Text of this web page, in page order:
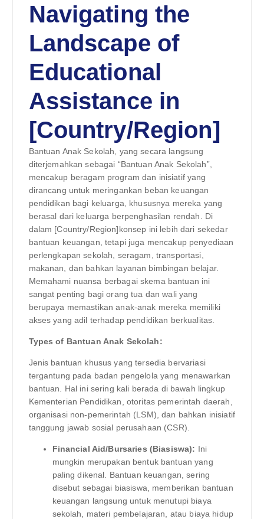
Navigating the
Landscape of
Educational
Assistance in
[Country/Region]
Bantuan Anak Sekolah, yang secara langsung
diterjemahkan sebagai “Bantuan Anak Sekolah”,
mencakup beragam program dan inisiatif yang
dirancang untuk meringankan beban keuangan
pendidikan bagi keluarga, khususnya mereka yang
berasal dari keluarga berpenghasilan rendah. Di
dalam [Country/Region]konsep ini lebih dari sekedar
bantuan keuangan, tetapi juga mencakup penyediaan
perlengkapan sekolah, seragam, transportasi,
makanan, dan bahkan layanan bimbingan belajar.
Memahami nuansa berbagai skema bantuan ini
sangat penting bagi orang tua dan wali yang
berupaya memastikan anak-anak mereka memiliki
akses yang adil terhadap pendidikan berkualitas.
Types of Bantuan Anak Sekolah:
Jenis bantuan khusus yang tersedia bervariasi
tergantung pada badan pengelola yang menawarkan
bantuan. Hal ini sering kali berada di bawah lingkup
Kementerian Pendidikan, otoritas pemerintah daerah,
organisasi non-pemerintah (LSM), dan bahkan inisiatif
tanggung jawab sosial perusahaan (CSR).
Financial Aid/Bursaries (Biasiswa): Ini
mungkin merupakan bentuk bantuan yang
paling dikenal. Bantuan keuangan, sering
disebut sebagai biasiswa, memberikan bantuan
keuangan langsung untuk menutupi biaya
sekolah, materi pembelajaran, atau biaya hidup